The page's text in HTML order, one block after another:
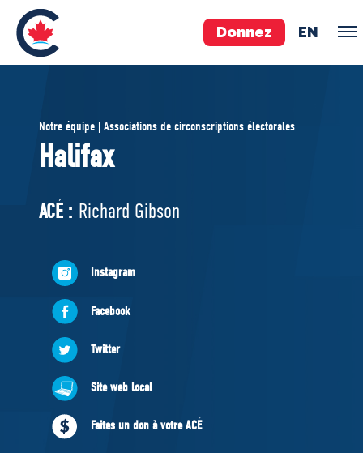
Donnez EN
ÉQUIPE
Pierre Poilievre
Vos députés conservateurs
Cabinet fantôme
Exécutif national
À PROPOS
Documents constitutifs
MÉDIAS
BÉNÉVOLE
ADHÉREZ
Notre équipe | Associations de circonscriptions électorales
Halifax
ACÉ : Richard Gibson
Instagram
Facebook
Twitter
Site web local
Faites un don à votre ACÉ